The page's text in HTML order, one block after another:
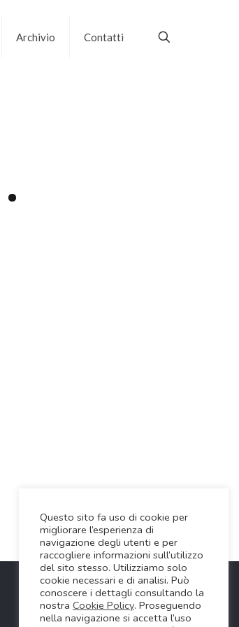
Archivio Contatti
Questo sito fa uso di cookie per
migliorare l’esperienza di
navigazione degli utenti e per
raccogliere informazioni sull’utilizzo
del sito stesso. Utilizziamo solo
cookie necessari e di analisi. Può
conoscere i dettagli consultando la
nostra Cookie Policy. Proseguendo
nella navigazione si accetta l’uso